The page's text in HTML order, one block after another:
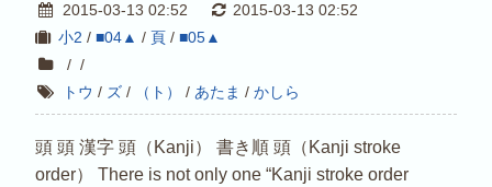
2015-03-13 02:52
2015-03-13 02:52
小2 / ■04▲ / 頁/ ■05▲
/ /
トウ / ズ / （ト） /あたま /かしら
頭 頭 漢字 頭（Kanji） 書き順 頭（Kanji stroke
order） There is not only one “Kanji stroke order